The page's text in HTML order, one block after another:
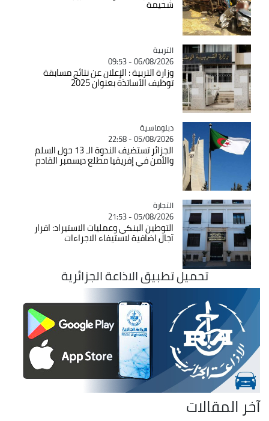
شحيمة
Catégorie
التربية
06/08/2026 - 09:53
وزارة التربية : الإعلان عن نتائج مسابقة
توظيف الأساتذة بعنوان 2025
Catégorie
دبلوماسية
05/08/2026 - 22:58
الجزائر تستضيف الندوة الـ 13 حول السلم
والأمن في إفريقيا مطلع ديسمبر القادم
Catégorie
التجارة
05/08/2026 - 21:53
التوطين البنكي وعمليات الاستيراد: اقرار
آجال اضافية لاستيفاء الاجراءات
تحميل تطبيق الاذاعة الجزائرية
آخر المقالات